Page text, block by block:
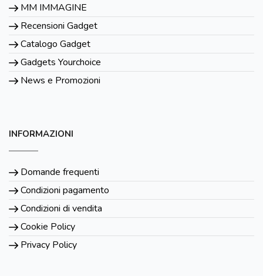
MM IMMAGINE
Recensioni Gadget
Catalogo Gadget
Gadgets Yourchoice
News e Promozioni
INFORMAZIONI
Domande frequenti
Condizioni pagamento
Condizioni di vendita
Cookie Policy
Privacy Policy